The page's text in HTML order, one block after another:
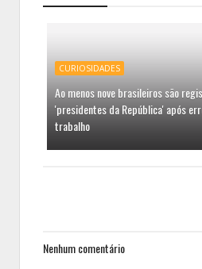
CURIOSIDADES
Ao menos nove brasileiros são
'presidentes da República' após
trabalho
Nenhum comentário